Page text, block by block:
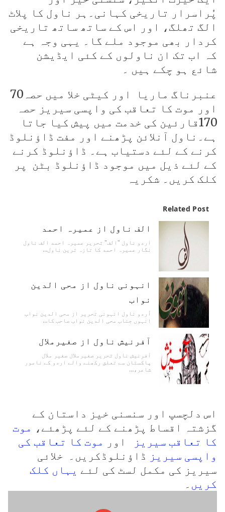
پُراسرار تاریخی کہانی۔ہر ناول کا پلاٹ
الگ تھلگ، اور اس کے ساتھ ساتھ تاریخی
کردار بھی موجود ملے گا۔ یہی وجہ ہے
کہ اب تک ان ناولوں کے کئی ایڈیشن
شائع ہو چکے ہیں ۔
عنبرناگ ماریا اور کیٹی خلا میں حصہ70
اور موت کا تعاقب کی واپسی سیریز حصہ
170قارئین کی خدمت میں پیش کیا جاتا
ہے۔ناول آنلائن پڑھنے اور مفت ڈاؤنلوڈ
کرنے کے لئے دستیاب ہے۔ ڈاؤنلوڈ کرنے
کے لئے ذیل میں موجود ڈاؤنلوڈ بٹن پر
کلک کریں۔ شکریہ
Related Post
الف ناول از عمیرہ احمد
اردو ناول "الف" تحریر عمیرہ احمد الف ناول
نگار عمیرہ احمد کا تازہ ترین ناول…
انہونی ناول از محی الدین
نواب
اُردو ناول انہونی تحریر از محی الدین نواب
انہوں جناب محی الدین نواب صاحب کا…
آفرنیش ناول از صغیرملال
آفرنیش ناول تحریر صغیرملال صغیر ملال
پاکستان سے تعلق رکھنے والے اردو کے نامور
شاعر،…
اس دلچسپ اور سنسنی خیز داستان کے
گزشتہ اقساط پڑھنے کے لئے پڑھئے، موت
کا تعاقب سیریز
اور
موت کا تعاقب کی
واپسی سیریز ڈاؤنلوڈکریں۔ خلائی
سیریز کی مکمل لسٹ کی لئے یہاں کلک
کریں ۔